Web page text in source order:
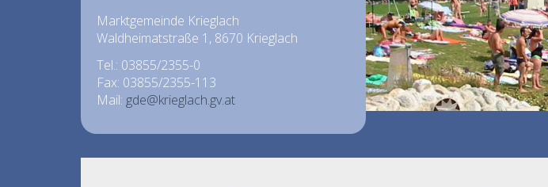
Marktgemeinde Krieglach
Waldheimatstraße 1, 8670 Krieglach
Tel.: 03855/2355-0
Fax: 03855/2355-113
Mail: gde@krieglach.gv.at